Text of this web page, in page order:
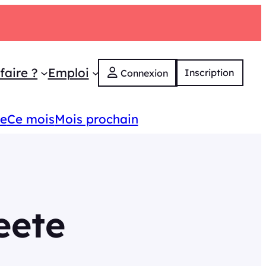
? Emploi Connexion Inscription
Ce moisMois prochain